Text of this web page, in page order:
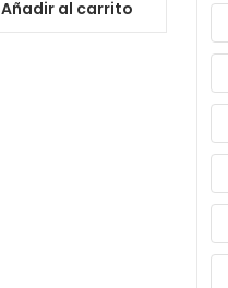
Añadir al carrito